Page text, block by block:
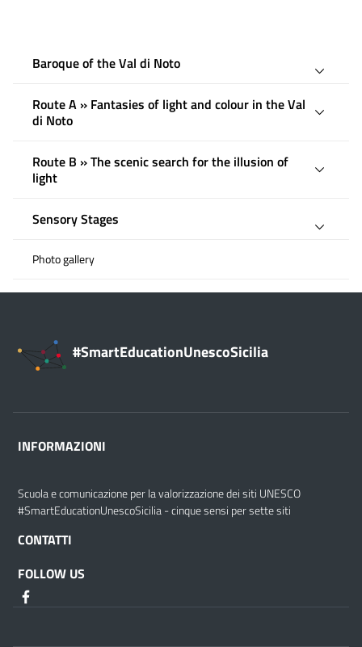
Baroque of the Val di Noto
Route A » Fantasies of light and colour in the Val
di Noto
Route B » The scenic search for the illusion of
light
Sensory Stages
Photo gallery
#SmartEducationUnescoSicilia
INFORMAZIONI
Scuola e comunicazione per la valorizzazione dei siti UNESCO
#SmartEducationUnescoSicilia - cinque sensi per sette siti
CONTATTI
FOLLOW US